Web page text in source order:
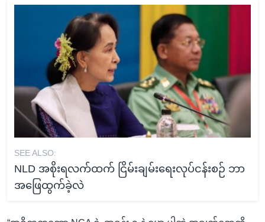
SEE ALSO:
NLD အစိုးရလက်ထက် ငြိမ်းချမ်းရေးလုပ်ငန်းစဉ် ဘာ
အဖြေထွက်ခဲ့လဲ